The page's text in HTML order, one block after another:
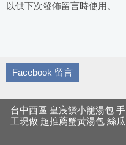
以供下次發佈留言時使用。
Facebook 留言
台中西區 皇宸饌小籠湯包 手
工現做 超推薦蟹黃湯包 絲瓜